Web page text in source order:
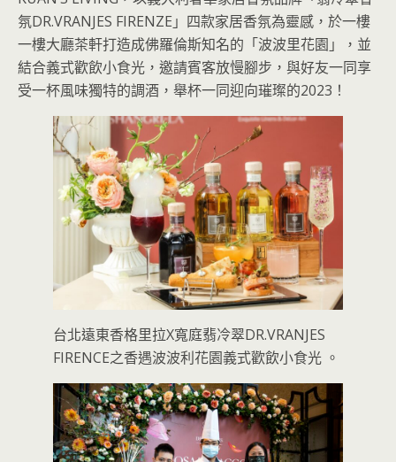
氛DR.VRANJES FIRENZE」四款家居香氛為靈感，於一樓
一樓大廳茶軒打造成佛羅倫斯知名的「波波里花園」，並
結合義式歡飲小食光，邀請賓客放慢腳步，與好友一同享
受一杯風味獨特的調酒，舉杯一同迎向璀璨的2023！
台北遠東香格里拉X寬庭翡冷翠DR.VRANJES
FIRENCE之香遇波波利花園義式歡飲小食光 。